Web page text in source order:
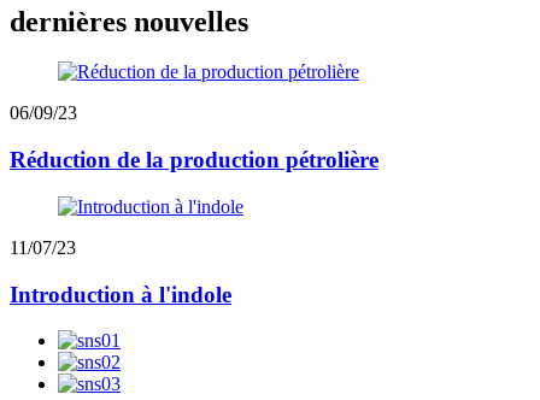
dernières nouvelles
06/09/23
Réduction de la production pétrolière
11/07/23
Introduction à l'indole